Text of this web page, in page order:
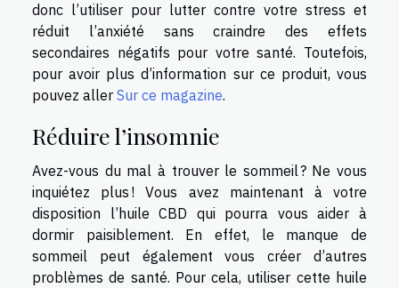
donc l’utiliser pour lutter contre votre stress et
réduit l’anxiété sans craindre des effets
secondaires négatifs pour votre santé. Toutefois,
pour avoir plus d’information sur ce produit, vous
pouvez aller Sur ce magazine.
Réduire l’insomnie
Avez-vous du mal à trouver le sommeil ? Ne vous
inquiétez plus ! Vous avez maintenant à votre
disposition l’huile CBD qui pourra vous aider à
dormir paisiblement. En effet, le manque de
sommeil peut également vous créer d’autres
problèmes de santé. Pour cela, utiliser cette huile